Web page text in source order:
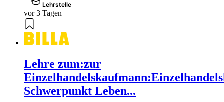
Lehrstelle
vor 3 Tagen
Lehre zum:zur
Schwerpunkt Leben...